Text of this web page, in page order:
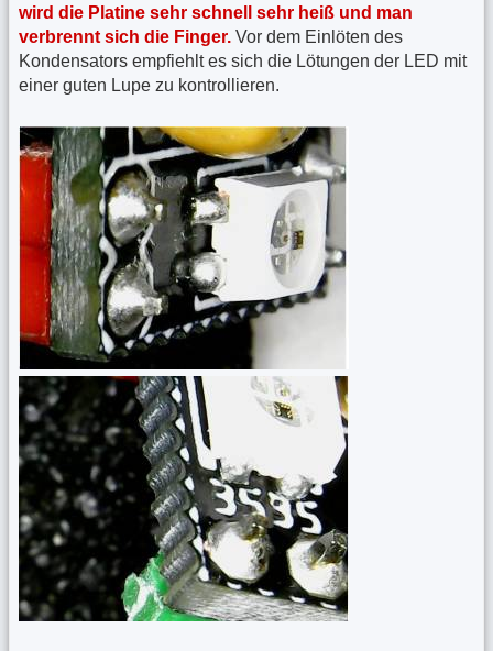
wird die Platine sehr schnell sehr heiß und man
verbrennt sich die Finger. Vor dem Einlöten des
Kondensators empfiehlt es sich die Lötungen der LED mit
einer guten Lupe zu kontrollieren.